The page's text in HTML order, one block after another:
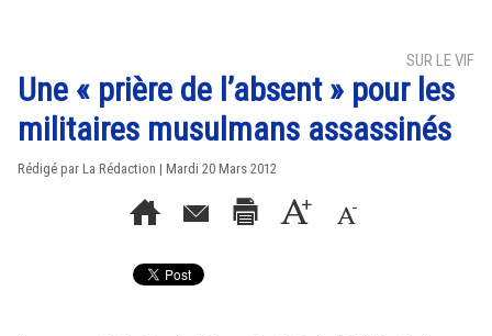
SUR LE VIF
Une « prière de l’absent » pour les
militaires musulmans assassinés
Rédigé par La Rédaction | Mardi 20 Mars 2012